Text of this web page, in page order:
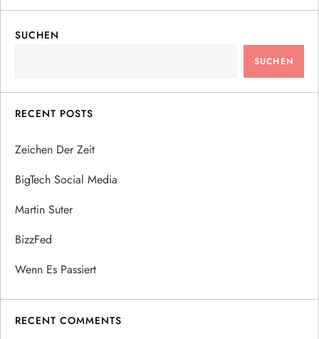
SUCHEN
SUCHEN
RECENT POSTS
Zeichen Der Zeit
BigTech Social Media
Martin Suter
BizzFed
Wenn Es Passiert
RECENT COMMENTS